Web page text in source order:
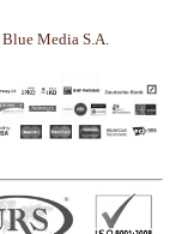
Blue Media S.A.